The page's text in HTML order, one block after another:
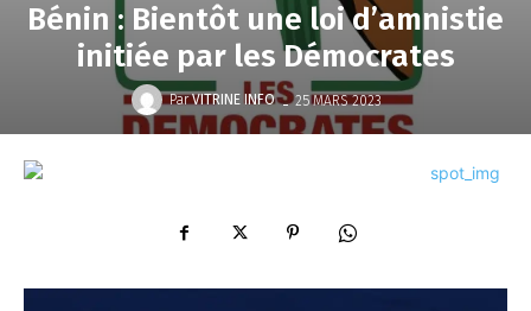
Bénin : Bientôt une loi d’amnistie
initiée par les Démocrates
Par VITRINE INFO - 25 MARS 2023